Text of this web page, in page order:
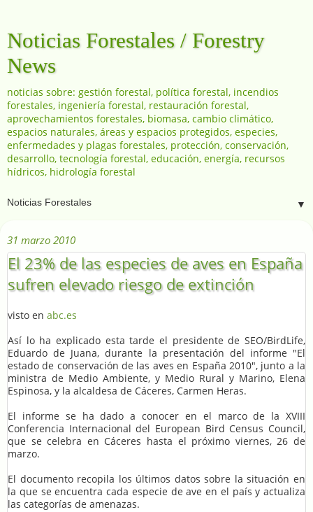
Noticias Forestales / Forestry
News
noticias sobre: gestión forestal, política forestal, incendios
forestales, ingeniería forestal, restauración forestal,
aprovechamientos forestales, biomasa, cambio climático,
espacios naturales, áreas y espacios protegidos, especies,
enfermedades y plagas forestales, protección, conservación,
desarrollo, tecnología forestal, educación, energía, recursos
hídricos, hidrología forestal
▼
31 marzo 2010
El 23% de las especies de aves en España
sufren elevado riesgo de extinción
visto en abc.es
Así lo ha explicado esta tarde el presidente de SEO/BirdLife,
Eduardo de Juana, durante la presentación del informe "El
estado de conservación de las aves en España 2010", junto a la
ministra de Medio Ambiente, y Medio Rural y Marino, Elena
Espinosa, y la alcaldesa de Cáceres, Carmen Heras.
El informe se ha dado a conocer en el marco de la XVIII
Conferencia Internacional del European Bird Census Council,
que se celebra en Cáceres hasta el próximo viernes, 26 de
marzo.
El documento recopila los últimos datos sobre la situación en
la que se encuentra cada especie de ave en el país y actualiza
las categorías de amenazas.